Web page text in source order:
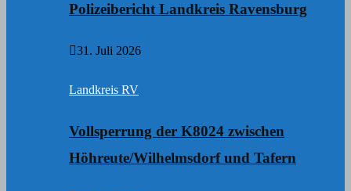
Polizeibericht Landkreis Ravensburg
31. Juli 2026
Landkreis RV
Vollsperrung der K8024 zwischen
Höhreute/Wilhelmsdorf und Tafern